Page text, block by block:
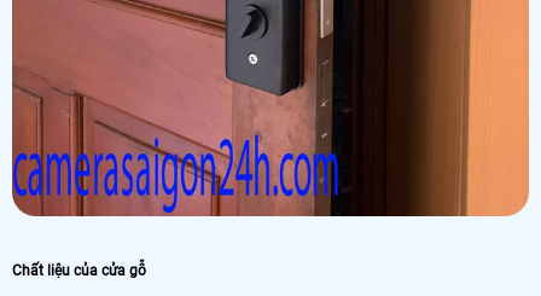
Chất liệu của cửa gỗ